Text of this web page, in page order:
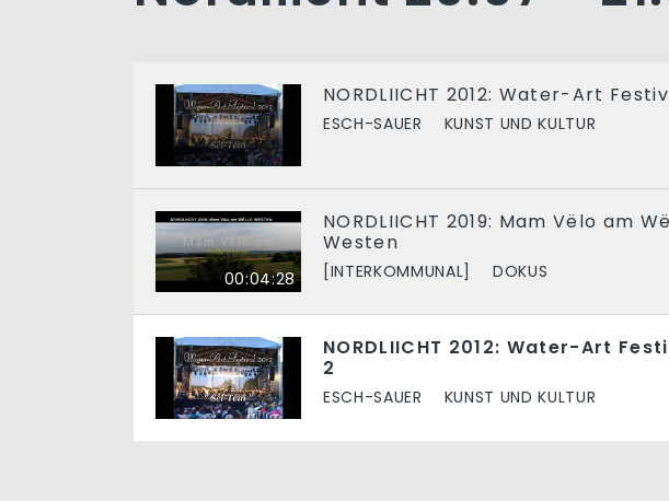
NORDLIICHT 2012: Water-Art
ESCH-SAUER KUNST UND KULTUR
00:04:28
NORDLIICHT 2019: Mam Vëlo am
Westen
[INTERKOMMUNAL] DOKUS
NORDLIICHT 2012: Water-Art
2
ESCH-SAUER KUNST UND KULTUR